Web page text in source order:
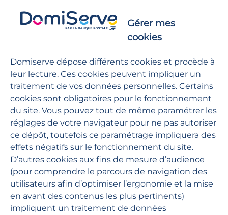
Agirc Arrco
‹
Les collectivités aussi
Gérer mes
cookies
Domiserve dépose différents cookies et procède à
leur lecture. Ces cookies peuvent impliquer un
traitement de vos données personnelles. Certains
cookies sont obligatoires pour le fonctionnement
du site. Vous pouvez tout de même paramétrer les
réglages de votre navigateur pour ne pas autoriser
ce dépôt, toutefois ce paramétrage impliquera des
effets négatifs sur le fonctionnement du site.
D’autres cookies aux fins de mesure d’audience
(pour comprendre le parcours de navigation des
utilisateurs afin d’optimiser l’ergonomie et la mise
en avant des contenus les plus pertinents)
impliquent un traitement de données